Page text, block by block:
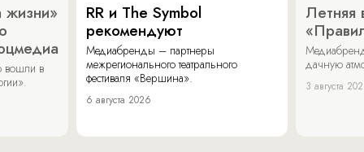
жизни»
вошли в
RR и The Symbol
рекомендуют
Медиабренды – партнеры
межрегионального театрального
фестиваля «Вершина».
6 августа 2026
Летняя
дачную
3 августа